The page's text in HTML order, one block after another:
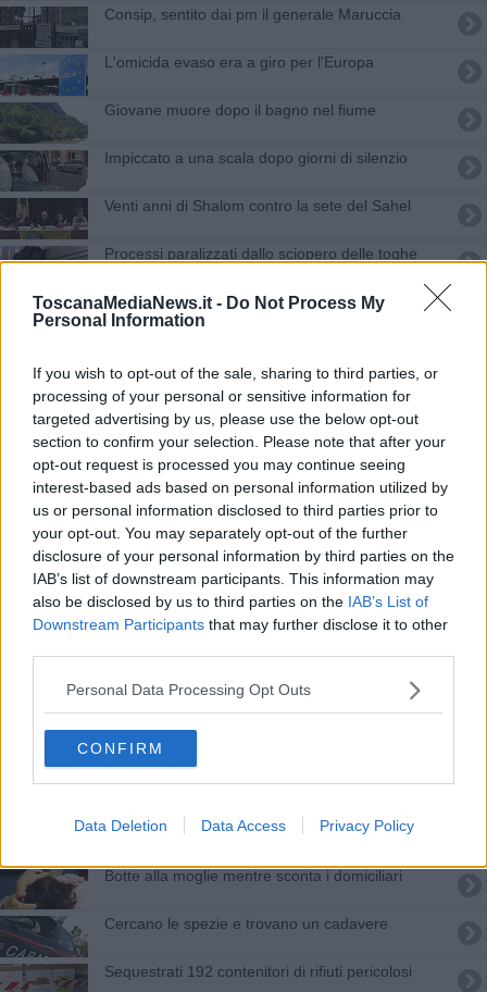
ToscanaMediaNews.it - Do Not Process My
Personal Information
If you wish to opt-out of the sale, sharing to third parties, or
processing of your personal or sensitive information for
targeted advertising by us, please use the below opt-out
section to confirm your selection. Please note that after your
opt-out request is processed you may continue seeing
interest-based ads based on personal information utilized by
us or personal information disclosed to third parties prior to
your opt-out. You may separately opt-out of the further
disclosure of your personal information by third parties on the
IAB’s list of downstream participants. This information may
also be disclosed by us to third parties on the IAB’s List of
Downstream Participants that may further disclose it to other
Personal Data Processing Opt Outs
CONFIRM
Data Deletion Data Access Privacy Policy
Consip, sentito dai pm il generale Maruccia
L'omicida evaso era a giro per l'Europa
Giovane muore dopo il bagno nel fiume
Impiccato a una scala dopo giorni di silenzio
Venti anni di Shalom contro la sete del Sahel
Processi paralizzati dallo sciopero delle toghe
Arrestato l'uomo che ha investito e ucciso Ficini
Rifiuti differenziati, indagato l'ad di Alia
In procura gli ex consiglieri di Banca Etruria
Bimba di dieci mesi muore in culla
Jude Law turista a Montepulciano
Acciuffati i saccheggiatori di automobili
Muore schiacciato da due lastre di marmo
Annullato l'incontro con gli ex brigatisti
Scatta l'inchiesta per la morte sugli sci
Si accascia e muore alla stazione
Incidente frontale, la vittima è un imprenditore
Botte alla moglie mentre sconta i domiciliari
Cercano le spezie e trovano un cadavere
Sequestrati 192 contenitori di rifiuti pericolosi